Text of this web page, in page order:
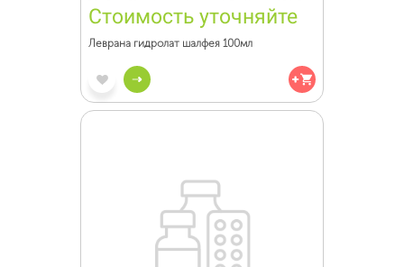
Стоимость уточняйте
Леврана гидролат шалфея 100мл